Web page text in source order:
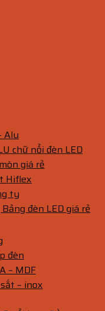
Alu
chữ nổi đèn LED
giá rẻ
Hiflex
ty
đèn LED giá rẻ
đèn
– MDF
– inox